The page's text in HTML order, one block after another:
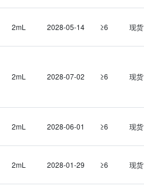
2mL 2028-05-14 ≥6 现货
2mL 2028-07-02 ≥6 现货
2mL 2028-06-01 ≥6 现货
2mL 2028-01-29 ≥6 现货